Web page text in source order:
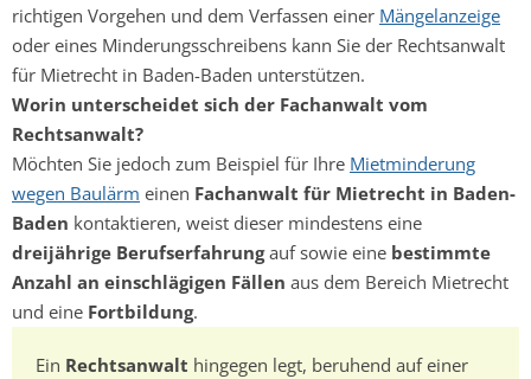
richtigen Vorgehen und dem Verfassen einer Mängelanzeige
oder eines Minderungsschreibens kann Sie der Rechtsanwalt
für Mietrecht in Baden-Baden unterstützen.
Worin unterscheidet sich der Fachanwalt vom
Rechtsanwalt?
Möchten Sie jedoch zum Beispiel für Ihre Mietminderung
wegen Baulärm einen Fachanwalt für Mietrecht in Baden-
Baden kontaktieren, weist dieser mindestens eine
dreijährige Berufserfahrungauf sowie eine bestimmte
Anzahl an einschlägigen Fällen aus dem Bereich Mietrecht
und eine Fortbildung.
Ein Rechtsanwalt hingegen legt, beruhend auf einer